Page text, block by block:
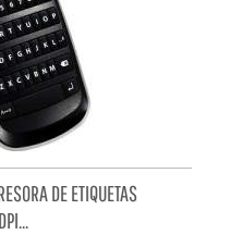
DE ETIQUETAS